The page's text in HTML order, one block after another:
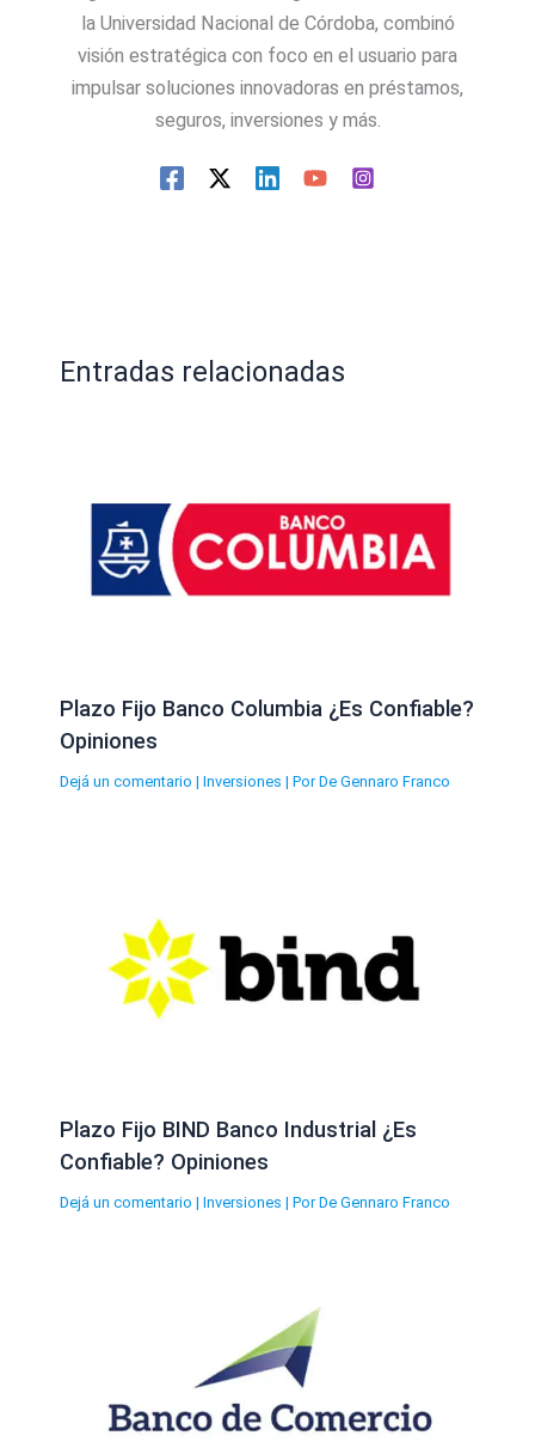
la Universidad Nacional de Córdoba, combinó
visión estratégica con foco en el usuario para
impulsar soluciones innovadoras en préstamos,
seguros, inversiones y más.
Entradas relacionadas
Plazo Fijo Banco Columbia ¿Es Confiable?
Opiniones
Dejá un comentario | Inversiones | Por De Gennaro Franco
Plazo Fijo BIND Banco Industrial ¿Es
Confiable? Opiniones
Dejá un comentario | Inversiones | Por De Gennaro Franco